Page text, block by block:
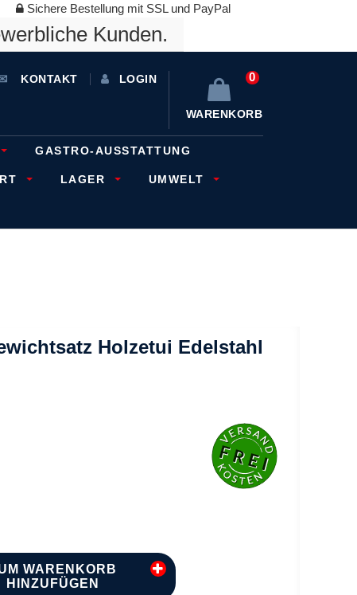
Sichere Bestellung mit SSL und PayPal
Kunden.
KONTAKT LOGIN 0
WARENKORB
GASTRO-AUSSTATTUNG
LAGER UMWELT
Holzetui Edelstahl
WARENKORB
HINZUFÜGEN